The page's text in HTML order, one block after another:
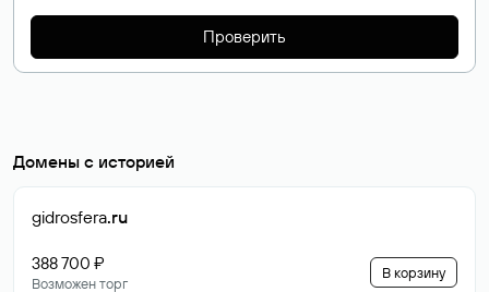
Проверить
Домены с историей
gidrosfera.ru
388 700 ₽
Возможен торг
В корзину